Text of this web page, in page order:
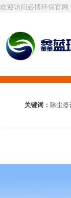
欢迎访问必博环保官网
关键词： 除尘器